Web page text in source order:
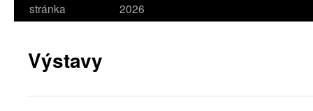
stránka
2026
Výstavy